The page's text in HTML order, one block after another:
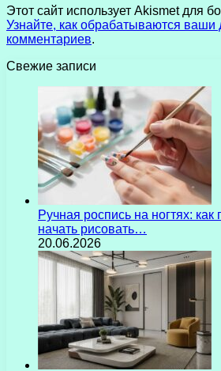
Этот сайт использует Akismet для
Узнайте, как обрабатываются ваши
комментариев.
Свежие записи
Ручная роспись на ногтях: как
начать рисовать…
20.06.2026